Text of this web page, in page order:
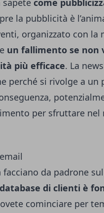
come
la pubblicità è
organizzato con la
un fallimento se non
più efficace. La
perché si rivolge a
per sfruttare
da padrone
di clienti è
cominciare per